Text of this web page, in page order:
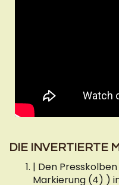
DIE INVERTIERTE
| Den
Markierung (4) )